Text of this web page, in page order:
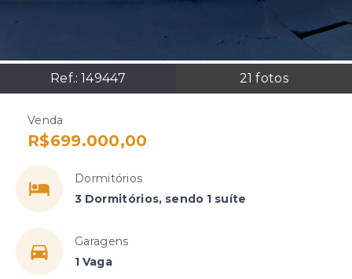
Ref.:149447 21 fotos
Venda
R$699.000,00
Dormitórios
3 Dormitórios, sendo 1 suíte
Garagens
1 Vaga